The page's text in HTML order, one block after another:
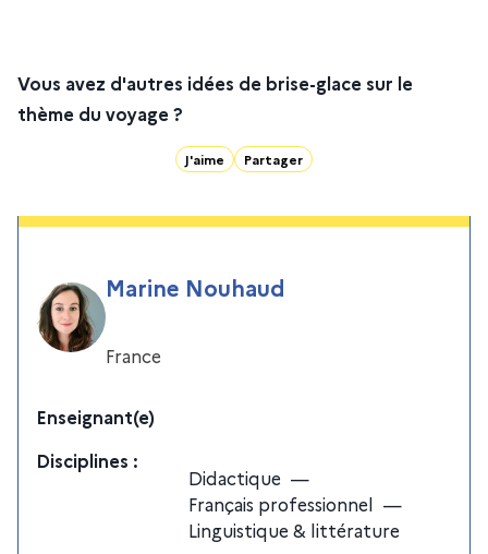
Vous avez d'autres idées de brise-glace sur le
thème du voyage ?
J'aime Partager
Marine Nouhaud
France
Enseignant(e)
Disciplines :
Didactique —
Français professionnel —
Linguistique & littérature